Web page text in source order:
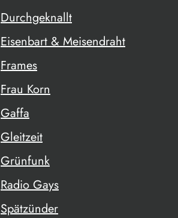
Durchgeknallt
Eisenbart & Meisendraht
Frames
Frau Korn
Gaffa
Gleitzeit
Grünfunk
Radio Gays
Spätzünder